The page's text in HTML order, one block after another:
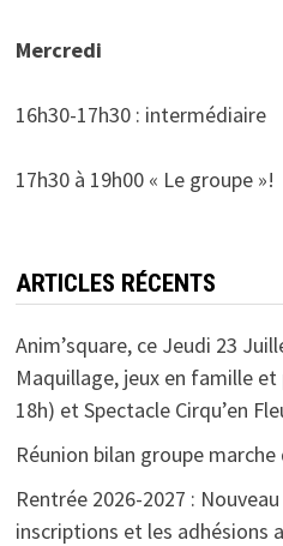
Mercredi
16h30-17h30 : intermédiaire
17h30 à 19h00 « Le groupe »!
ARTICLES RÉCENTS
Anim’square, ce Jeudi 23
Maquillage, jeux en famille
18h) et Spectacle Cirqu’en
Réunion bilan groupe
Rentrée 2026-2027 :
inscriptions et les adhésions